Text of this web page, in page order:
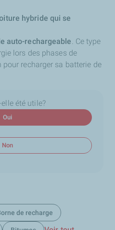
hybride qui se
auto-rechargeable. Ce type
lors des phases de
recharger sa batterie de
été utile?
Oui
Non
de recharge